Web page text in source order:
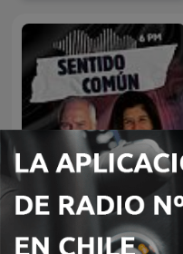
Sentido Común